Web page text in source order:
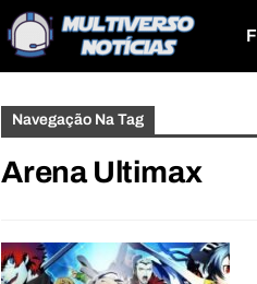
Navegação Na Tag
Arena Ultimax